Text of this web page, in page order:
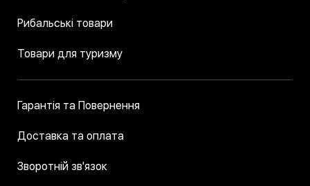
Рибальські товари
Товари для туризму
Гарантія та Повернення
Доставка та оплата
Зворотній зв'язок